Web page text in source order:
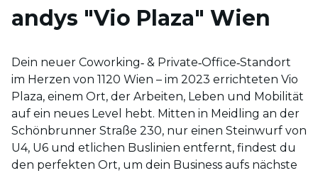
andys "Vio Plaza" Wien
Dein neuer Coworking‑ & Private‑Office‑Standort
im Herzen von 1120 Wien – im 2023 errichteten Vio
Plaza, einem Ort, der Arbeiten, Leben und Mobilität
auf ein neues Level hebt. Mitten in Meidling an der
Schönbrunner Straße 230, nur einen Steinwurf von
U4, U6 und etlichen Buslinien entfernt, findest du
den perfekten Ort, um dein Business aufs nächste